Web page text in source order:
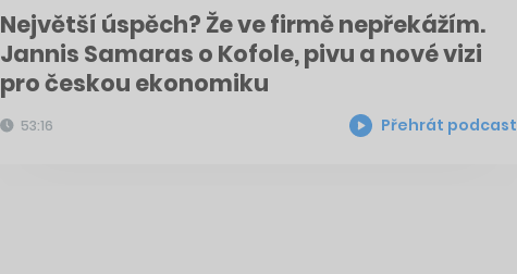
Největší úspěch? Že ve firmě nepřekážím.
Jannis Samaras o Kofole, pivu a nové vizi
pro českou ekonomiku
53:16 Přehrát podcast